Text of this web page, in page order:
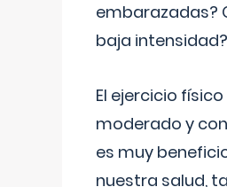
embarazadas?
baja intensidad?
El ejercicio físico
moderado y
es muy
nuestra salud,